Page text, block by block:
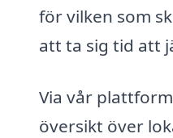
för vilken som
att ta sig tid att
Via vår
översikt över